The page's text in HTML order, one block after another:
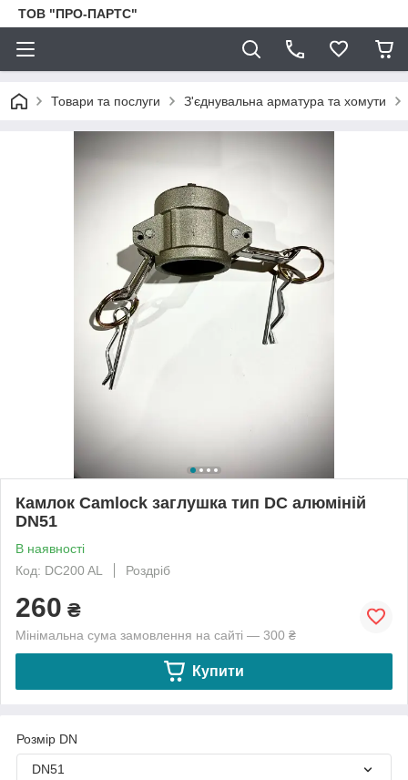
ТОВ "ПРО-ПАРТС"
Товари та послуги З'єднувальна арматура та хомути
Камлок Camlock заглушка тип DС алюміній
DN51
В наявності
Код: DC200 AL
Роздріб
260 ₴
Мінімальна сума замовлення на сайті — 300 ₴
Купити
Розмір DN
DN51